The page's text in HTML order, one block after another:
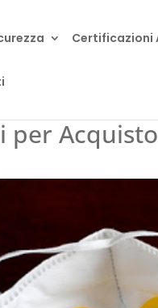
Certificazioni
per